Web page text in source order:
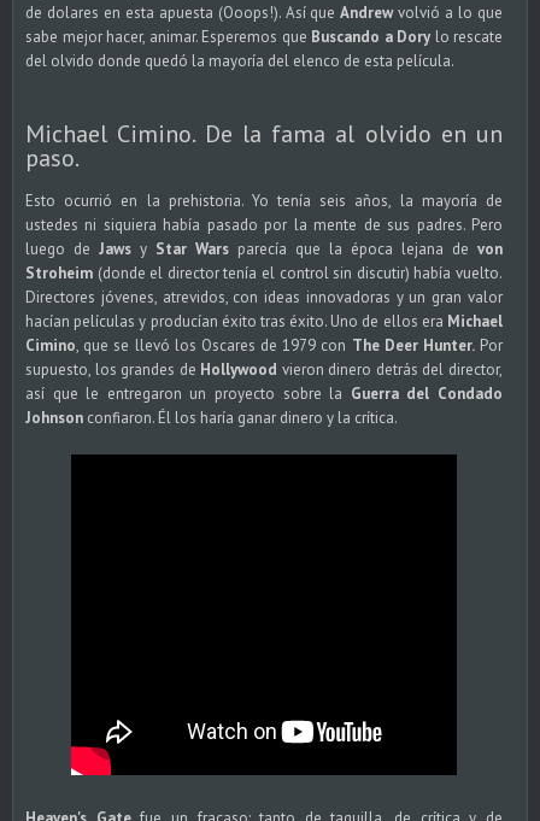
de dolares en esta apuesta (Ooops!). Así queAndrewvolvió a lo que
sabe mejor hacer, animar. Esperemos que Buscando a Dory lo rescate
del olvido donde quedó la mayoría del elenco de esta película.
Michael Cimino. De la fama al olvido en un
paso.
Esto ocurrió en la prehistoria. Yo tenía seis años, la mayoría de
ustedes ni siquiera había pasado por la mente de sus padres. Pero
luego de Jaws y Star Wars parecía que la época lejana de von
Stroheim (donde el director tenía el control sin discutir) había vuelto.
Directores jóvenes, atrevidos, con ideas innovadoras y un gran valor
hacían películas y producían éxito tras éxito. Uno de ellos era Michael
Cimino, que se llevó los Oscares de 1979 con The Deer Hunter.Por
supuesto, los grandes de Hollywood vieron dinero detrás del director,
así que le entregaron un proyecto sobre la Guerra del Condado
Johnson confiaron. Él los haría ganar dinero y la crítica.